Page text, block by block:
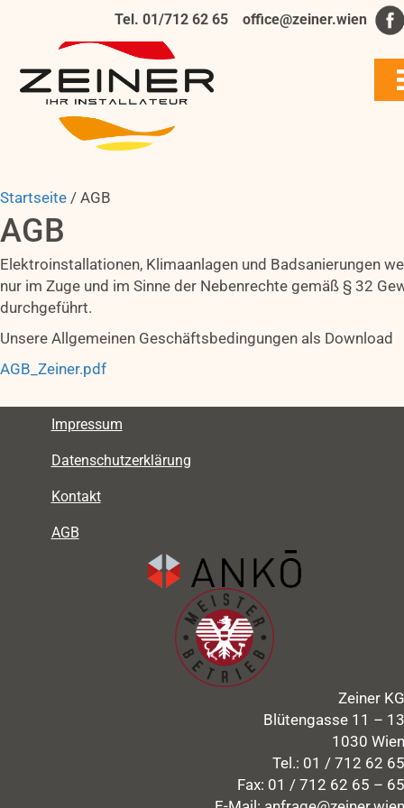
Tel. 01/712 62 65 office@zeiner.wien
Startseite / AGB
AGB
Elektroinstallationen, Klimaanlagen und Badsanierungen
nur im Zuge und im Sinne der Nebenrechte gemäß § 32
durchgeführt.
Unsere Allgemeinen Geschäftsbedingungen als Download
AGB_Zeiner.pdf
Impressum
Datenschutzerklärung
Kontakt
AGB
Zeiner KG
Blütengasse 11 – 13
1030 Wien
Tel.: 01 / 712 62 65
Fax: 01 / 712 62 65 – 65